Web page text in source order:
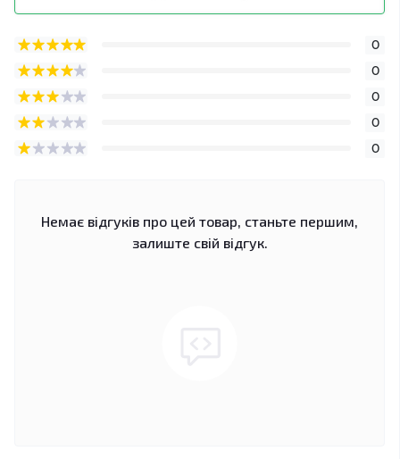
0
0
0
0
0
Немає відгуків про цей товар, станьте першим,
залиште свій відгук.